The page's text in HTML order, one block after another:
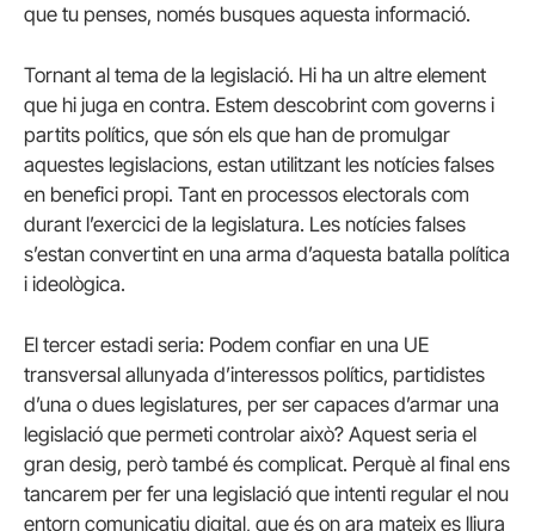
que tu penses, només busques aquesta informació.
Tornant al tema de la legislació. Hi ha un altre element
que hi juga en contra. Estem descobrint com governs i
partits polítics, que són els que han de promulgar
aquestes legislacions, estan utilitzant les notícies falses
en benefici propi. Tant en processos electorals com
durant l’exercici de la legislatura. Les notícies falses
s’estan convertint en una arma d’aquesta batalla política
i ideològica.
El tercer estadi seria: Podem confiar en una UE
transversal allunyada d’interessos polítics, partidistes
d’una o dues legislatures, per ser capaces d’armar una
legislació que permeti controlar això? Aquest seria el
gran desig, però també és complicat. Perquè al final ens
tancarem per fer una legislació que intenti regular el nou
entorn comunicatiu digital, que és on ara mateix es lliura